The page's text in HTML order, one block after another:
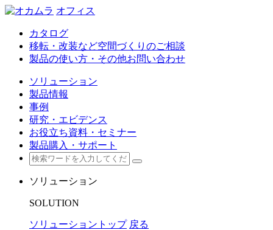
オフィス
カタログ
移転・改装など空間づくりのご相談
製品の使い方・その他お問い合わせ
ソリューション
製品情報
事例
研究・エビデンス
お役立ち資料・セミナー
製品購入・サポート
ソリューション
SOLUTION
ソリューショントップ 戻る